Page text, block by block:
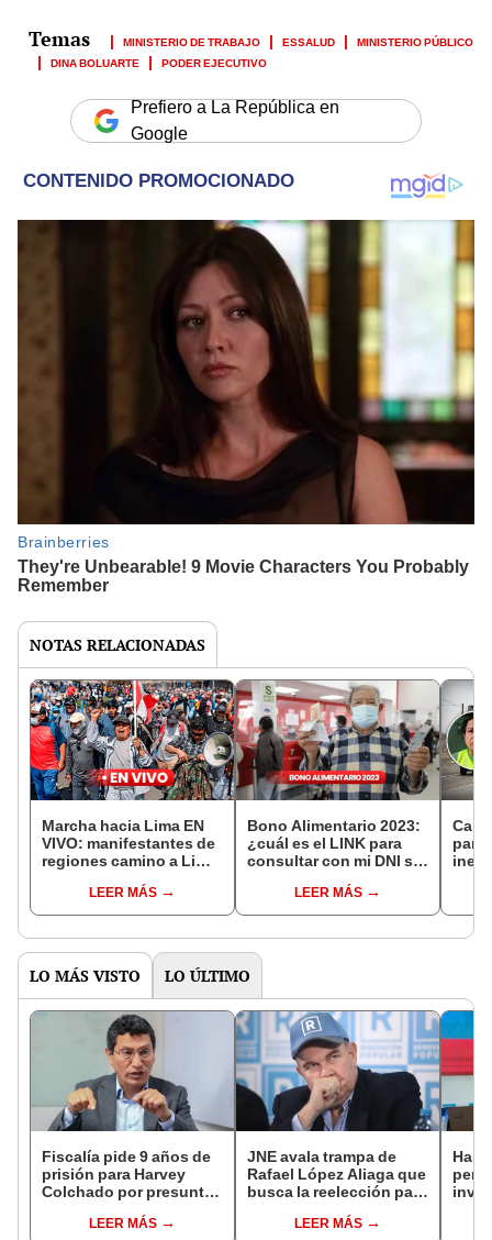
MINISTERIO DE TRABAJO ESSALUD
MINISTERIO PÚBLICO
DINA BOLUARTE
PODER EJECUTIVO
Prefiero a La República en
Google
NOTAS RELACIONADAS
Marcha hacia Lima EN
VIVO: manifestantes de
regiones camino a Lima,
LEER MÁS
Bono Alimentario 2023:
¿cuál es el LINK para
consultar con mi DNI si
marzo?LEER MÁS
paro
LO MÁS VISTO LO ÚLTIMO
Fiscalía pide 9 años de
prisión para Harvey
Colchado por presunta
incompatible y falsedad
LEER MÁS
JNE avala trampa de
Rafael López Aliaga que
busca la reelección para
LEER MÁS